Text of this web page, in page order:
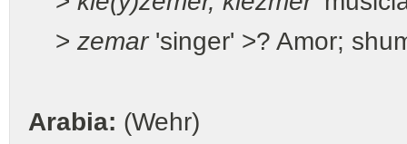
> zemar'singer' >? Amor;
Arabia: (Wehr)